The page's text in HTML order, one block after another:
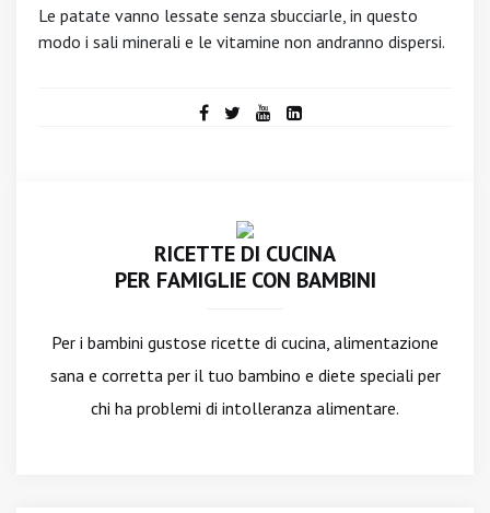
Le patate vanno lessate senza sbucciarle, in questo
modo i sali minerali e le vitamine non andranno dispersi.
RICETTE DI CUCINA
PER FAMIGLIE CON BAMBINI
Per i bambini gustose ricette di cucina, alimentazione
sana e corretta per il tuo bambino e diete speciali per
chi ha problemi di intolleranza alimentare.